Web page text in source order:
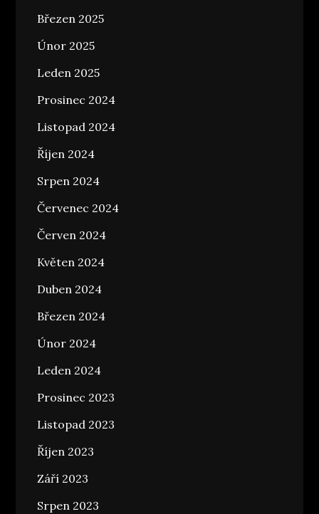
Březen 2025
Únor 2025
Leden 2025
Prosinec 2024
Listopad 2024
Říjen 2024
Srpen 2024
Červenec 2024
Červen 2024
Květen 2024
Duben 2024
Březen 2024
Únor 2024
Leden 2024
Prosinec 2023
Listopad 2023
Říjen 2023
Září 2023
Srpen 2023